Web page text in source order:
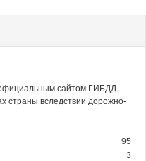
сайтом ГИБДД
страны вследствии дорожно-
95
3